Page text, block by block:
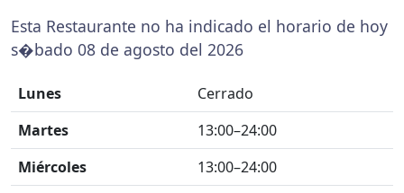
Esta Restaurante no ha indicado el horario de hoy
s�bado 08 de agosto del 2026
Lunes
Cerrado
Martes
13:00–24:00
Miércoles
13:00–24:00